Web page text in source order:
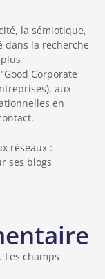
la sémiotique,
dans la recherche
Corporate
aux
en
réseaux :
ses blogs
Les champs